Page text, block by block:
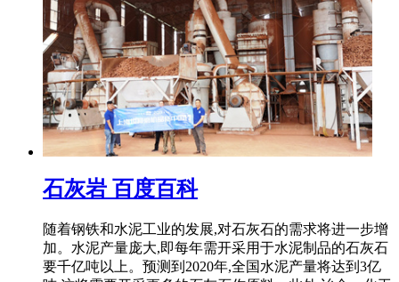
石灰岩 百度百科
随着钢铁和水泥工业的发展,对石灰石的需求将进一步增
加。水泥产量庞大,即每年需开采用于水泥制品的石灰石
要千亿吨以上。预测到2020年,全国水泥产量将达到3亿